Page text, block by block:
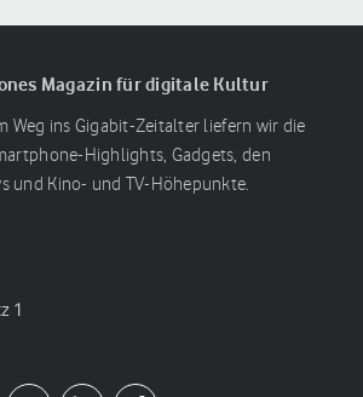
Magazin für digitale Kultur
Weg ins Gigabit-Zeitalter liefern wir die
Highlights, Gadgets, den
und Kino- und TV-Höhepunkte.
1